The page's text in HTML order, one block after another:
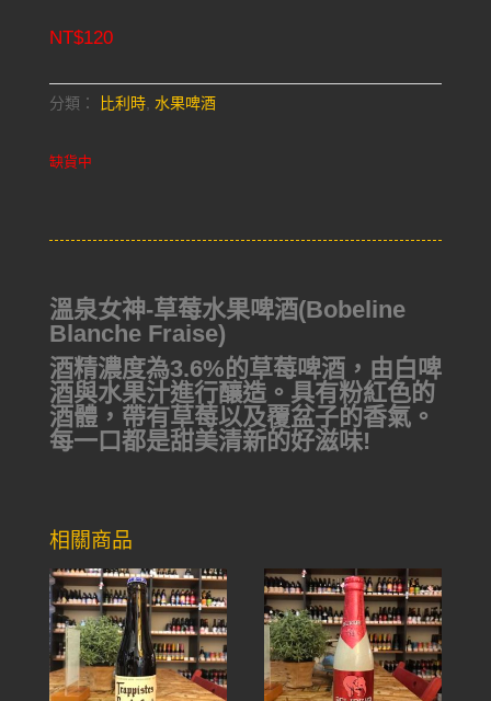
NT$120
分類： 比利時, 水果啤酒
缺貨中
溫泉女神-草莓水果啤酒(Bobeline
Blanche Fraise)
酒精濃度為3.6%的草莓啤酒，由白啤
酒與水果汁進行釀造。具有粉紅色的
酒體，帶有草莓以及覆盆子的香氣。
每一口都是甜美清新的好滋味!
相關商品